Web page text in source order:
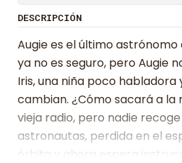
DESCRIPCIÓN
Augie es el último astrónomo
ya no es seguro, pero Augie
Iris, una niña poco
cambian. ¿Cómo sacará a la
vieja radio, pero nadie
astronautas, perdida en el
órbita y ahora espera